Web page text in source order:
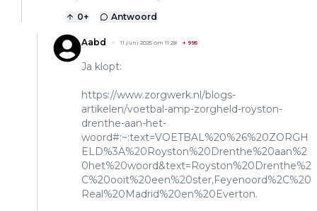
0+ Antwoord
Aabd 11 juni 2025 om 11:28 + 995
Ja klopt:
https://www.zorgwerk.nl/blogs-
artikelen/voetbal-amp-zorgheld-royston-
drenthe-aan-het-
woord#:~:text=VOETBAL%20%26%20ZORGH
ELD%3A%20Royston%20Drenthe%20aan%2
0het%20woord&text=Royston%20Drenthe%2
C%20ooit%20een%20ster,Feyenoord%2C%20
Real%20Madrid%20en%20Everton.